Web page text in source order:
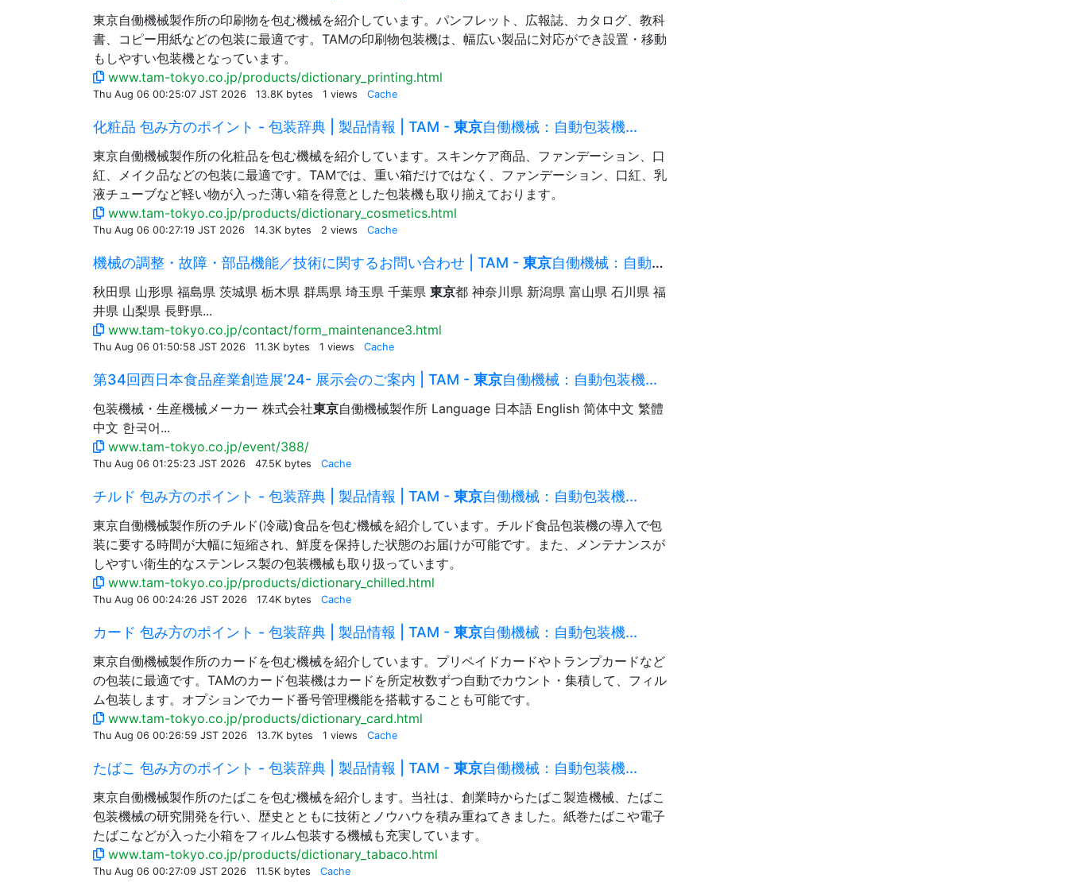
東京自働機械製作所の印刷物を包む機械を紹介しています。パンフレット、広報誌、カタログ、教科
書、コピー用紙などの包装に最適です。TAMの印刷物包装機は、幅広い製品に対応ができ設置・移動
もしやすい包装機となっています。
www.tam-tokyo.co.jp/products/dictionary_printing.html
Thu Aug 06 00:25:07 JST 2026 13.8K bytes 1 views Cache
化粧品 包み方のポイント - 包装辞典 | 製品情報 | TAM - 東京自働機械：自動包装機...
東京自働機械製作所の化粧品を包む機械を紹介しています。スキンケア商品、ファンデーション、口
紅、メイク品などの包装に最適です。TAMでは、重い箱だけではなく、ファンデーション、口紅、乳
液チューブなど軽い物が入った薄い箱を得意とした包装機も取り揃えております。
www.tam-tokyo.co.jp/products/dictionary_cosmetics.html
Thu Aug 06 00:27:19 JST 2026 14.3K bytes 2 views Cache
機械の調整・故障・部品機能／技術に関するお問い合わせ | TAM - 東京自働機械：自動包装機...
秋田県 山形県 福島県 茨城県 栃木県 群馬県 埼玉県 千葉県 東京都 神奈川県 新潟県 富山県 石川県 福
井県 山梨県 長野県...
www.tam-tokyo.co.jp/contact/form_maintenance3.html
Thu Aug 06 01:50:58 JST 2026 11.3K bytes 1 views Cache
第34回西日本食品産業創造展’24- 展示会のご案内 | TAM - 東京自働機械：自動包装機...
包装機械・生産機械メーカー 株式会社東京自働機械製作所 Language 日本語 English 简体中文 繁體
中文 한국어...
www.tam-tokyo.co.jp/event/388/
Thu Aug 06 01:25:23 JST 2026 47.5K bytes Cache
チルド 包み方のポイント - 包装辞典 | 製品情報 | TAM - 東京自働機械：自動包装機...
東京自働機械製作所のチルド(冷蔵)食品を包む機械を紹介しています。チルド食品包装機の導入で包
装に要する時間が大幅に短縮され、鮮度を保持した状態のお届けが可能です。また、メンテナンスが
しやすい衛生的なステンレス製の包装機械も取り扱っています。
www.tam-tokyo.co.jp/products/dictionary_chilled.html
Thu Aug 06 00:24:26 JST 2026 17.4K bytes Cache
カード 包み方のポイント - 包装辞典 | 製品情報 | TAM - 東京自働機械：自動包装機...
東京自働機械製作所のカードを包む機械を紹介しています。プリペイドカードやトランプカードなど
の包装に最適です。TAMのカード包装機はカードを所定枚数ずつ自動でカウント・集積して、フィル
ム包装します。オプションでカード番号管理機能を搭載することも可能です。
www.tam-tokyo.co.jp/products/dictionary_card.html
Thu Aug 06 00:26:59 JST 2026 13.7K bytes 1 views Cache
たばこ 包み方のポイント - 包装辞典 | 製品情報 | TAM - 東京自働機械：自動包装機...
東京自働機械製作所のたばこを包む機械を紹介します。当社は、創業時からたばこ製造機械、たばこ
包装機械の研究開発を行い、歴史とともに技術とノウハウを積み重ねてきました。紙巻たばこや電子
たばこなどが入った小箱をフィルム包装する機械も充実しています。
www.tam-tokyo.co.jp/products/dictionary_tabaco.html
Thu Aug 06 00:27:09 JST 2026 11.5K bytes Cache